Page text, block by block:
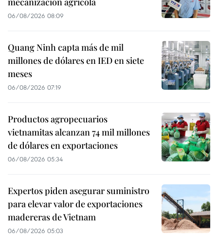
06/08/2026 08:09
Quang Ninh capta más de mil
millones de dólares en IED en siete
meses
06/08/2026 07:19
Productos agropecuarios
vietnamitas alcanzan 74 mil millones
de dólares en exportaciones
06/08/2026 05:34
Expertos piden asegurar suministro
para elevar valor de exportaciones
madereras de Vietnam
06/08/2026 05:03